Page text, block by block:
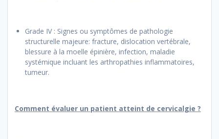
Grade IV : Signes ou symptômes de pathologie
structurelle majeure: fracture, dislocation vertébrale,
blessure à la moelle épinière, infection, maladie
systémique incluant les arthropathies inflammatoires,
tumeur.
Comment évaluer un patient atteint de cervicalgie ?